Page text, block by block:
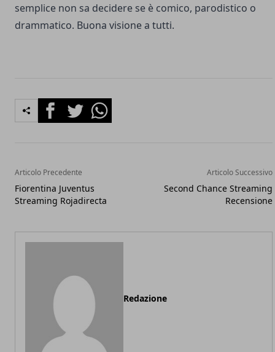
semplice non sa decidere se è comico, parodistico o
drammatico. Buona visione a tutti.
FacebookTwitterWhatsapp
Articolo Precedente
Fiorentina Juventus
Streaming Rojadirecta
Articolo Successivo
Second Chance Streaming
Recensione
Redazione